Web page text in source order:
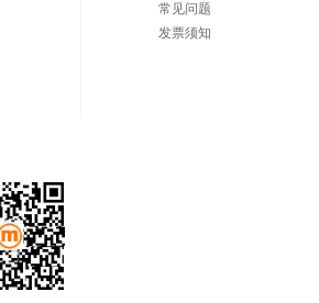
常见问题
发票须知